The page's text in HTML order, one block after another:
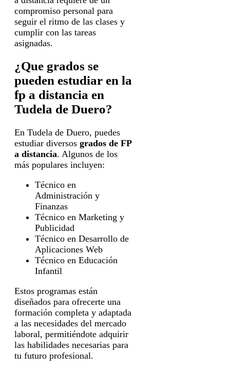
compromiso personal para
seguir el ritmo de las clases y
cumplir con las tareas
asignadas.
¿Que grados se
pueden estudiar en la
fp a distancia en
Tudela de Duero?
En Tudela de Duero, puedes
estudiar diversos grados de FP
a distancia. Algunos de los
más populares incluyen:
Técnico en
Administración y
Finanzas
Técnico en Marketing y
Publicidad
Técnico en Desarrollo de
Aplicaciones Web
Técnico en Educación
Infantil
Estos programas están
diseñados para ofrecerte una
formación completa y adaptada
a las necesidades del mercado
laboral, permitiéndote adquirir
las habilidades necesarias para
tu futuro profesional.